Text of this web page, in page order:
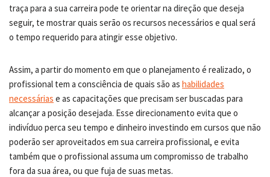
traça para a sua carreira pode te orientar na direção que deseja
seguir, te mostrar quais serão os recursos necessários e qual será
o tempo requerido para atingir esse objetivo.
Assim, a partir do momento em que o planejamento é realizado, o
profissional tem a consciência de quais são as habilidades
necessárias e as capacitações que precisam ser buscadas para
alcançar a posição desejada. Esse direcionamento evita que o
indivíduo perca seu tempo e dinheiro investindo em cursos que não
poderão ser aproveitados em sua carreira profissional, e evita
também que o profissional assuma um compromisso de trabalho
fora da sua área, ou que fuja de suas metas.